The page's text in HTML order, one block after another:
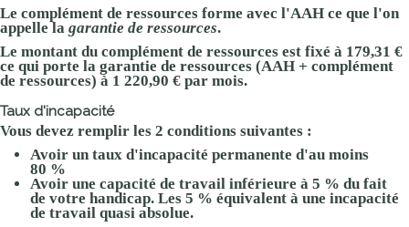
Le complément de ressources forme avec l'AAH ce que l'on
appelle la garantie de ressources.
Le montant du complément de ressources est fixé à 179,31 €
ce qui porte la garantie de ressources (AAH + complément
de ressources) à 1 220,90 € par mois.
Taux d'incapacité
Vous devez remplir les 2 conditions suivantes :
Avoir un taux d'incapacité permanente d'au moins
80 %
Avoir une capacité de travail inférieure à 5 % du fait
de votre handicap. Les 5 % équivalent à une incapacité
de travail quasi absolue.